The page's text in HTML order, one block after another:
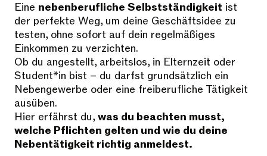
Eine nebenberufliche Selbstständigkeit ist
der perfekte Weg, um deine Geschäftsidee zu
testen, ohne sofort auf dein regelmäßiges
Einkommen zu verzichten.
Ob du angestellt, arbeitslos, in Elternzeit oder
Student*in bist – du darfst grundsätzlich ein
Nebengewerbe oder eine freiberufliche Tätigkeit
ausüben.
Hier erfährst du, was du beachten musst,
welche Pflichten gelten und wie du deine
Nebentätigkeit richtig anmeldest.